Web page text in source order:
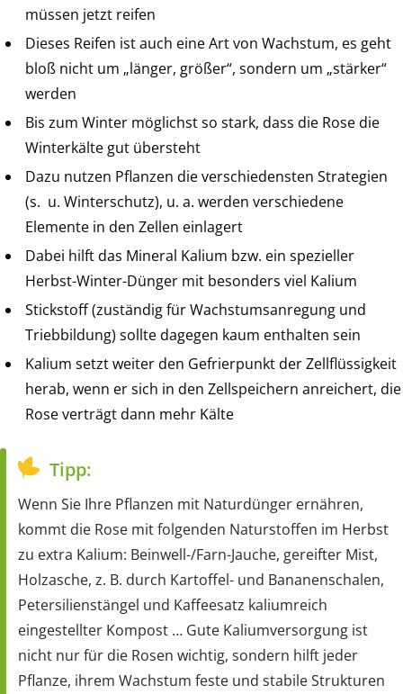
müssen jetzt reifen
Dieses Reifen ist auch eine Art von Wachstum, es geht
bloß nicht um „länger, größer“, sondern um „stärker“
werden
Bis zum Winter möglichst so stark, dass die Rose die
Winterkälte gut übersteht
Dazu nutzen Pflanzen die verschiedensten Strategien
(s. u. Winterschutz), u. a. werden verschiedene
Elemente in den Zellen einlagert
Dabei hilft das Mineral Kalium bzw. ein spezieller
Herbst-Winter-Dünger mit besonders viel Kalium
Stickstoff (zuständig für Wachstumsanregung und
Triebbildung) sollte dagegen kaum enthalten sein
Kalium setzt weiter den Gefrierpunkt der Zellflüssigkeit
herab, wenn er sich in den Zellspeichern anreichert, die
Rose verträgt dann mehr Kälte
Tipp:
Wenn Sie Ihre Pflanzen mit Naturdünger ernähren,
kommt die Rose mit folgenden Naturstoffen im Herbst
zu extra Kalium: Beinwell-/Farn-Jauche, gereifter Mist,
Holzasche, z. B. durch Kartoffel- und Bananenschalen,
Petersilienstängel und Kaffeesatz kaliumreich
eingestellter Kompost … Gute Kaliumversorgung ist
nicht nur für die Rosen wichtig, sondern hilft jeder
Pflanze, ihrem Wachstum feste und stabile Strukturen